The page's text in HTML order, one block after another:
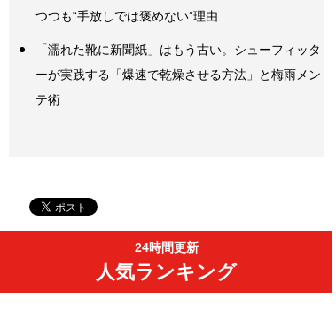
つつも“手放しでは褒めない”理由
「濡れた靴に新聞紙」はもう古い。シューフィッタ
ーが実践する「爆速で乾燥させる方法」と梅雨メン
テ術
24時間更新
人気ランキング